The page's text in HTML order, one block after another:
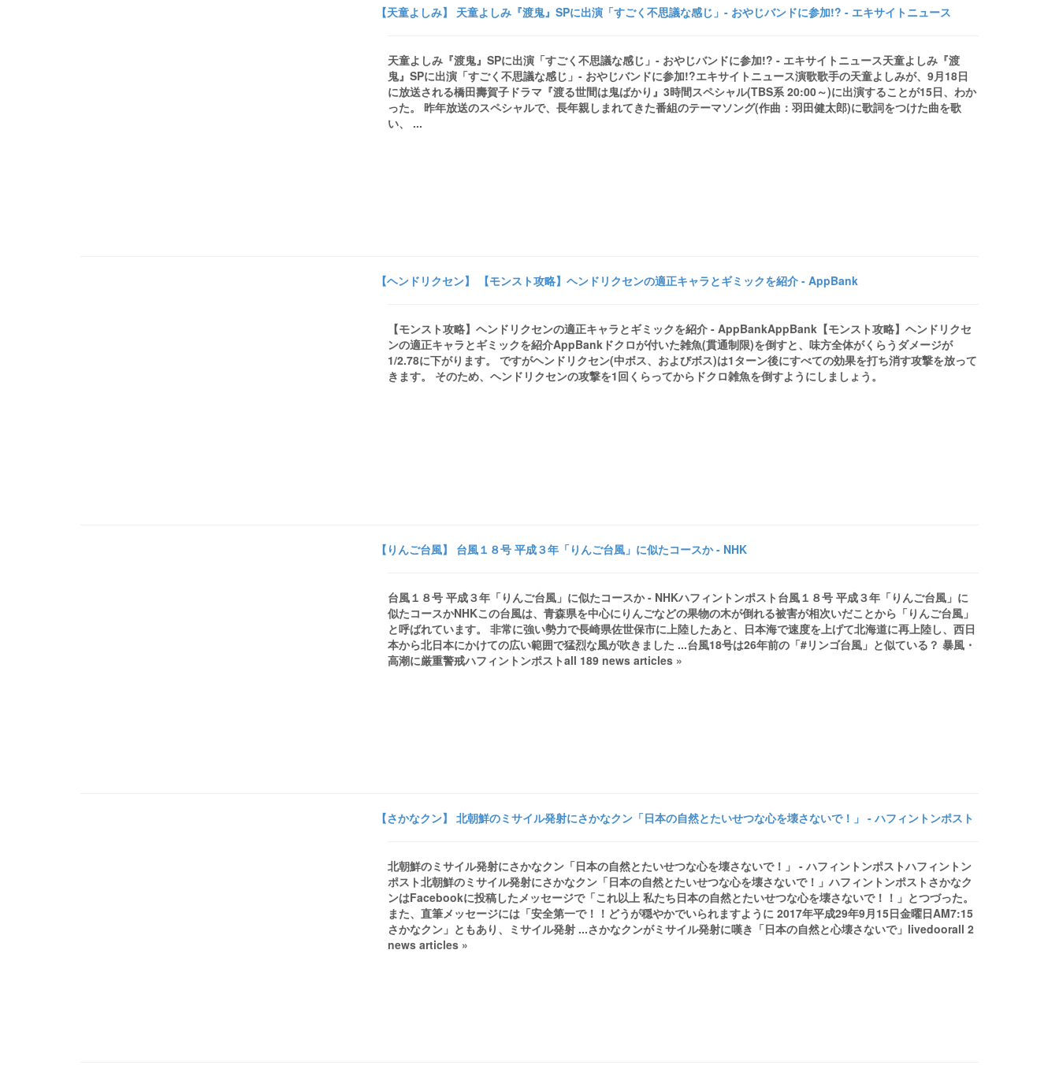
【天童よしみ】 天童よしみ『渡鬼』SPに出演「すごく不思議な感じ」- おやじバンドに参加!? - エキサイトニュース
天童よしみ『渡鬼』SPに出演「すごく不思議な感じ」- おやじバンドに参加!? - エキサイトニュース天童よしみ『渡
鬼』SPに出演「すごく不思議な感じ」- おやじバンドに参加!?エキサイトニュース演歌歌手の天童よしみが、9月18日
に放送される橋田壽賀子ドラマ『渡る世間は鬼ばかり』3時間スペシャル(TBS系 20:00～)に出演することが15日、わか
った。 昨年放送のスペシャルで、長年親しまれてきた番組のテーマソング(作曲：羽田健太郎)に歌詞をつけた曲を歌
い、 ...
【ヘンドリクセン】 【モンスト攻略】ヘンドリクセンの適正キャラとギミックを紹介 - AppBank
【モンスト攻略】ヘンドリクセンの適正キャラとギミックを紹介 - AppBankAppBank【モンスト攻略】ヘンドリクセ
ンの適正キャラとギミックを紹介AppBankドクロが付いた雑魚(貫通制限)を倒すと、味方全体がくらうダメージが
1/2.78に下がります。 ですがヘンドリクセン(中ボス、およびボス)は1ターン後にすべての効果を打ち消す攻撃を放って
きます。 そのため、ヘンドリクセンの攻撃を1回くらってからドクロ雑魚を倒すようにしましょう。
【りんご台風】 台風１８号 平成３年「りんご台風」に似たコースか - NHK
台風１８号 平成３年「りんご台風」に似たコースか - NHKハフィントンポスト台風１８号 平成３年「りんご台風」に
似たコースかNHKこの台風は、青森県を中心にりんごなどの果物の木が倒れる被害が相次いだことから「りんご台風」
と呼ばれています。 非常に強い勢力で長崎県佐世保市に上陸したあと、日本海で速度を上げて北海道に再上陸し、西日
本から北日本にかけての広い範囲で猛烈な風が吹きました ...台風18号は26年前の「#リンゴ台風」と似ている？ 暴風・
高潮に厳重警戒ハフィントンポストall 189 news articles »
【さかなクン】 北朝鮮のミサイル発射にさかなクン「日本の自然とたいせつな心を壊さないで！」 - ハフィントンポスト
北朝鮮のミサイル発射にさかなクン「日本の自然とたいせつな心を壊さないで！」 - ハフィントンポストハフィントン
ポスト北朝鮮のミサイル発射にさかなクン「日本の自然とたいせつな心を壊さないで！」ハフィントンポストさかなク
ンはFacebookに投稿したメッセージで「これ以上 私たち日本の自然とたいせつな心を壊さないで！！」とつづった。
また、直筆メッセージには「安全第一で！！どうが穏やかでいられますように 2017年平成29年9月15日金曜日AM7:15
さかなクン」ともあり、ミサイル発射 ...さかなクンがミサイル発射に嘆き「日本の自然と心壊さないで」livedoorall 2
news articles »